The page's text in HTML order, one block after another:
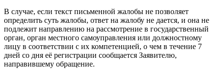
В случае, если текст письменной жалобы не позволяет
определить суть жалобы, ответ на жалобу не дается, и она не
подлежит направлению на рассмотрение в государственный
орган, орган местного самоуправления или должностному
лицу в соответствии с их компетенцией, о чем в течение 7
дней со дня её регистрации сообщается Заявителю,
направившему обращение.